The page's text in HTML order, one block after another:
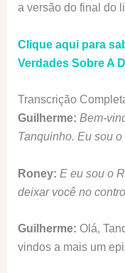
a versão do final do
Clique aqui para
Verdades Sobre A
Transcrição
Guilherme: Bem-
Tanquinho. Eu sou o
Roney: E eu sou o
deixar você no
Guilherme: Olá,
vindos a mais um